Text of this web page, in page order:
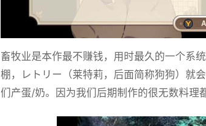
畜牧业是本作最不赚钱，用时最久的一个系
棚，レトリー（莱特莉，后面简称狗狗）就
们产蛋/奶。因为我们后期制作的很无数料理